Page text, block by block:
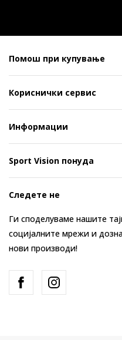
Помош при купување
Кориснички сервис
Информации
Sport Vision понуда
Следете не
Ги споделуваме нашите
социјалните мрежи и
нови производи!